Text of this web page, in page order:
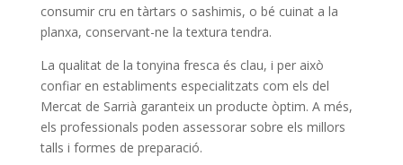
consumir cru en tàrtars o sashimis, o bé cuinat a la
planxa, conservant-ne la textura tendra.
La qualitat de la tonyina fresca és clau, i per això
confiar en establiments especialitzats com els del
Mercat de Sarrià garanteix un producte òptim. A més,
els professionals poden assessorar sobre els millors
talls i formes de preparació.